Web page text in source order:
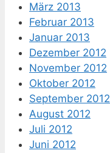
März 2013
Februar 2013
Januar 2013
Dezember 2012
November 2012
Oktober 2012
September 2012
August 2012
Juli 2012
Juni 2012